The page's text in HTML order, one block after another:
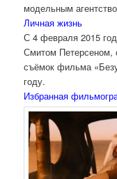
модельным
Личная жизнь
С 4 февраля 2015
Смитом Петерсеном,
съёмок фильма
году.
Избранная